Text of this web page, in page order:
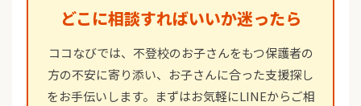
どこに相談すればいいか迷ったら
ココなびでは、不登校のお子さんをもつ保護者の
方の不安に寄り添い、お子さんに合った支援探し
をお手伝いします。まずはお気軽にLINEからご相